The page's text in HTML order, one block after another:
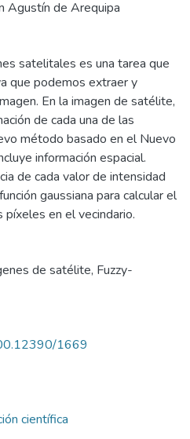
Agustín de Arequipa
satelitales es una tarea que
que podemos extraer y
En la imagen de satélite,
de cada una de las
método basado en el Nuevo
información espacial.
de cada valor de intensidad
gaussiana para calcular el
en el vecindario.
de satélite, Fuzzy-
1669
científica